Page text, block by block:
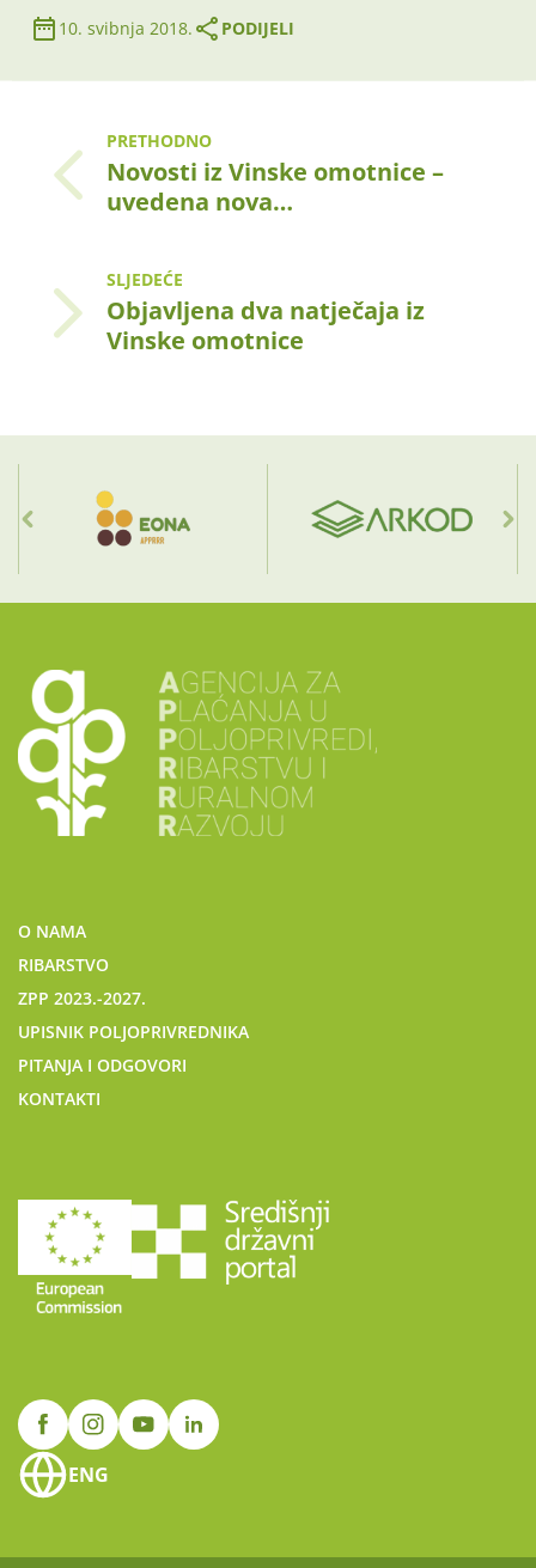
10. svibnja 2018. PODIJELI
PRETHODNO
Novosti iz Vinske omotnice –
uvedena nova…
SLJEDEĆE
Objavljena dva natječaja iz
Vinske omotnice
O NAMA
RIBARSTVO
ZPP 2023.-2027.
UPISNIK POLJOPRIVREDNIKA
PITANJA I ODGOVORI
KONTAKTI
ENG